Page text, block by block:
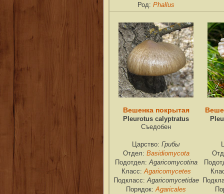
Род: Phallus
Вешенка покрытая
Pleurotus calyptratus
Съедобен
Царство: Грибы
Отдел: Basidiomycota
Подотдел:Agaricomycotina
Класс:Agaricomycetes
Подкласс:Agaricomycetidae
Порядок:Agaricales